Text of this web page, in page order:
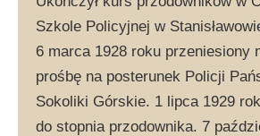
Szkole Policyjnej w
6 marca 1928 roku przeniesiony
prośbę na posterunek Policji
Sokoliki Górskie. 1 lipca 1929
do stopnia przodownika. 7